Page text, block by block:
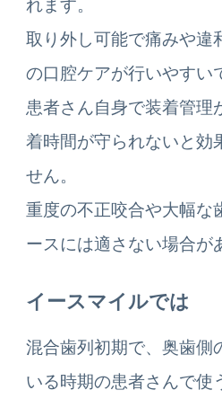
れます。
取り外し可能で痛みや違
の口腔ケアが行いやすい
患者さん自身で装着管理
着時間が守られないと効
せん。
重度の不正咬合や大幅な
ースには適さない場合が
イースマイルでは
混合歯列初期で、奥歯側
いる時期の患者さんで使